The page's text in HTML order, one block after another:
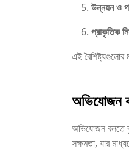
উন্নয়ন ও
প্রাকৃতিক
এই বৈশিষ্ট্যগুলোর
অভিযোজন
অভিযোজন বলতে
সক্ষমতা, যার